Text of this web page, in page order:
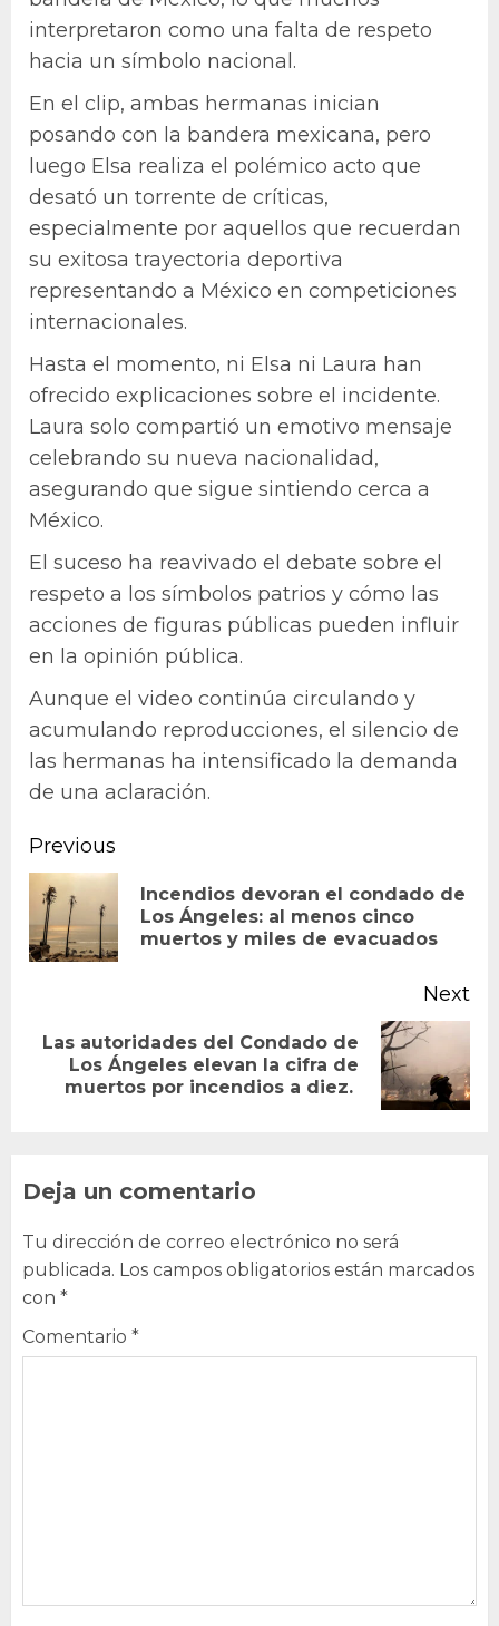
interpretaron como una falta de respeto
hacia un símbolo nacional.
En el clip, ambas hermanas inician
posando con la bandera mexicana, pero
luego Elsa realiza el polémico acto que
desató un torrente de críticas,
especialmente por aquellos que recuerdan
su exitosa trayectoria deportiva
representando a México en competiciones
internacionales.
Hasta el momento, ni Elsa ni Laura han
ofrecido explicaciones sobre el incidente.
Laura solo compartió un emotivo mensaje
celebrando su nueva nacionalidad,
asegurando que sigue sintiendo cerca a
México.
El suceso ha reavivado el debate sobre el
respeto a los símbolos patrios y cómo las
acciones de figuras públicas pueden influir
en la opinión pública.
Aunque el video continúa circulando y
acumulando reproducciones, el silencio de
las hermanas ha intensificado la demanda
de una aclaración.
Continue
Reading
Previous
Incendios devoran el condado de
Los Ángeles: al menos cinco
muertos y miles de evacuados
Next
Next
post:
Las autoridades del Condado de
Los Ángeles elevan la cifra de
muertos por incendios a diez.
Deja un comentario
Tu dirección de correo electrónico no será
publicada. Los campos obligatorios están marcados
con *
Comentario *